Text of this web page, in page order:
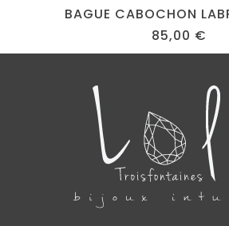
BAGUE CABOCHON
85,00 €